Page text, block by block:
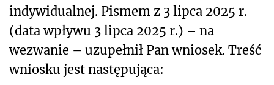
indywidualnej. Pismem z 3 lipca 2025 r.
(data wpływu 3 lipca 2025 r.) – na
wezwanie – uzupełnił Pan wniosek. Treść
wniosku jest następująca: